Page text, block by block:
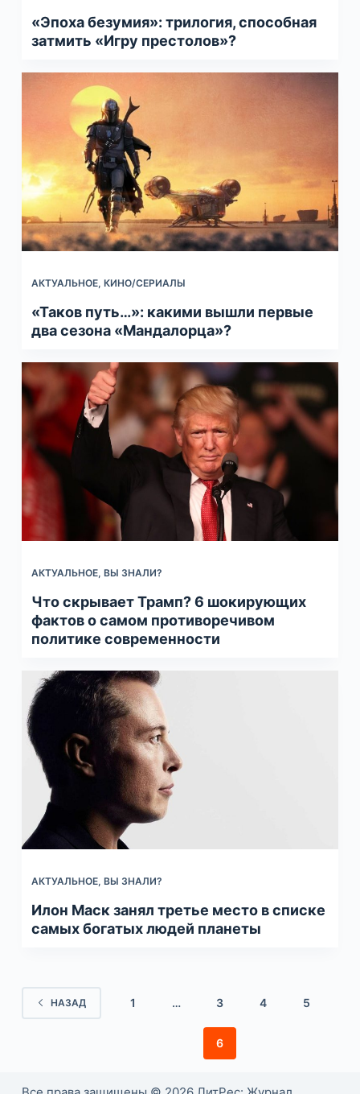
«Эпоха безумия»: трилогия, способная
затмить «Игру престолов»?
АКТУАЛЬНОЕ, КИНО/СЕРИАЛЫ
«Таков путь…»: какими вышли первые
два сезона «Мандалорца»?
АКТУАЛЬНОЕ, ВЫ ЗНАЛИ?
Что скрывает Трамп? 6 шокирующих
фактов о самом противоречивом
политике современности
АКТУАЛЬНОЕ, ВЫ ЗНАЛИ?
Илон Маск занял третье место в списке
самых богатых людей планеты
НАЗАД 1 … 3 4 5
6